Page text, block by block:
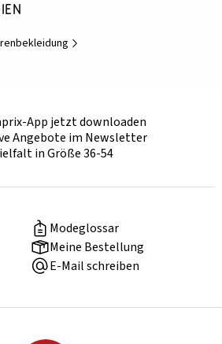
App jetzt downloaden
Angebote im Newsletter
in Größe 36-54
Modeglossar
Meine Bestellung
E-Mail schreiben